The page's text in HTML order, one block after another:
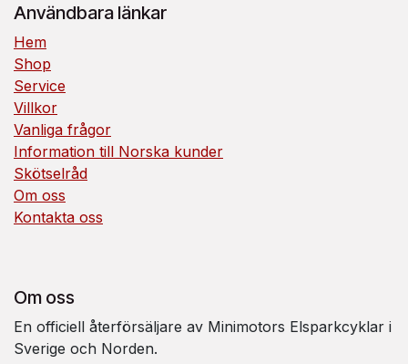
Användbara länkar
Hem
Shop
Service
Villkor
Vanliga frågor
Information till Norska kunder
Skötselråd
Om oss
Kontakta oss
Om oss
En officiell återförsäljare av Minimotors Elsparkcyklar i
Sverige och Norden.